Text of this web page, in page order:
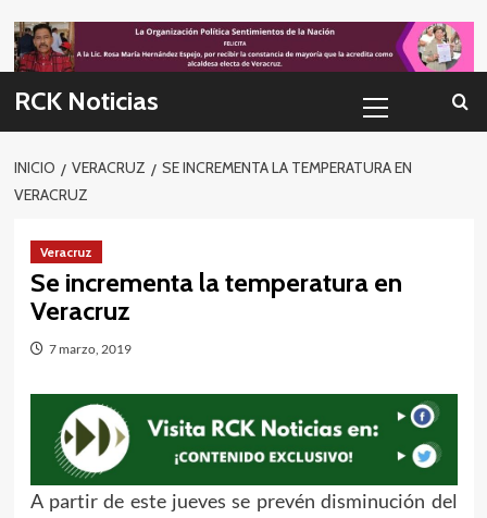
to
content
RCK Noticias
primario
INICIO VERACRUZ
SE INCREMENTA LA TEMPERATURA EN
VERACRUZ
Veracruz
Se incrementa la temperatura en
Veracruz
7 marzo, 2019
A partir de este jueves se prevén disminución del